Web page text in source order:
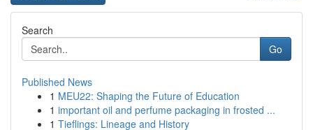
Search
Go
Published News
1 MEU22: Shaping the Future of Education
1 important oil and perfume packaging in frosted ...
1 Tieflings: Lineage and History